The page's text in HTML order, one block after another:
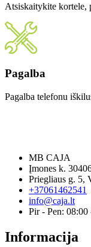
Atsiskaitykite kortele,
Pagalba
Pagalba telefonu
MB CAJA
Įmones k.
Priegliaus g. 5,
+37061462541
info@caja.lt
Pir - Pen: 08:00
Informacija